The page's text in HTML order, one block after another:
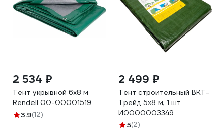
2 534 ₽
Тент укрывной 6х8 м
Rendell 00-00001519
3.9(12)
2 499 ₽
Тент строительный ВКТ-
Трейд 5x8 м, 1 шт
И0000003349
5(2)